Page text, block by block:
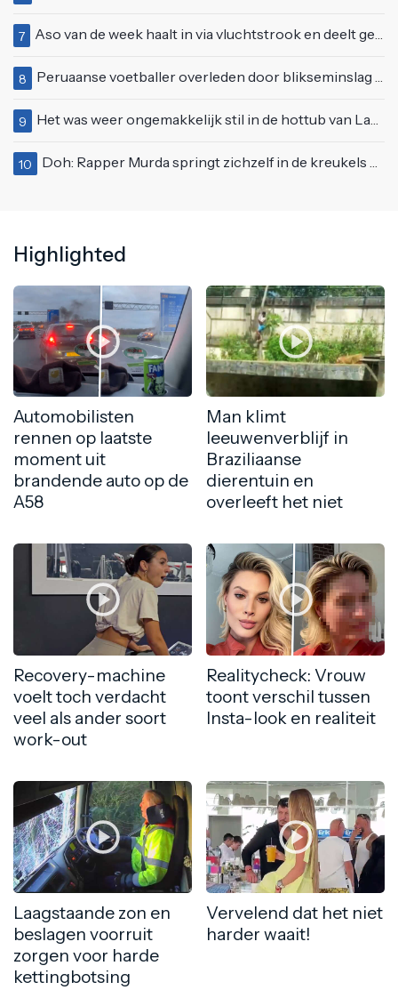
7 Aso van de week haalt in via vluchtstrook en deelt gevaarlijke brake check uit
8 Peruaanse voetballer overleden door blikseminslag tijdens wedstrijd, vijf anderen gewond
9 Het was weer ongemakkelijk stil in de hottub van Lang Leve de Liefde
10 Doh: Rapper Murda springt zichzelf in de kreukels op het Moonstar Festival
Highlighted
Automobilisten
rennen op laatste
moment uit
brandende auto op de
A58
Man klimt
leeuwenverblijf in
Braziliaanse
dierentuin en
overleeft het niet
Recovery-machine
voelt toch verdacht
veel als ander soort
work-out
Realitycheck: Vrouw
toont verschil tussen
Insta-look en realiteit
Laagstaande zon en
beslagen voorruit
zorgen voor harde
kettingbotsing
Vervelend dat het niet
harder waait!